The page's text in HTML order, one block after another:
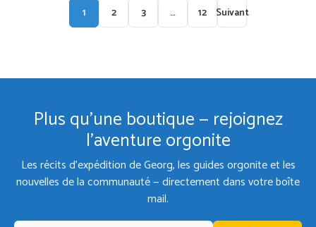
1 2 3 … 12 Suivant
Plus qu'une boutique — rejoignez
l'aventure orgonite
Les récits d'expédition de Georg, les guides orgonite et les
nouvelles de la communauté — directement dans votre boîte
mail.